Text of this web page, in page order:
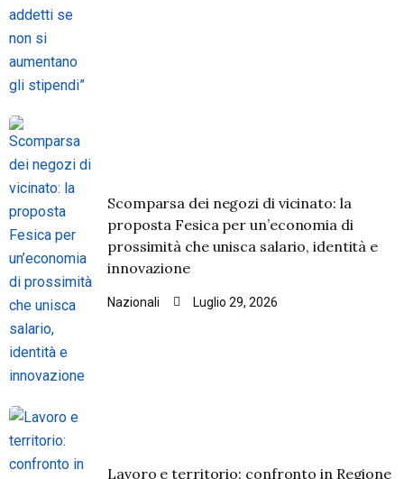
Scomparsa dei negozi di vicinato: la
proposta Fesica per un’economia di
prossimità che unisca salario, identità e
innovazione
Nazionali Luglio 29, 2026
Lavoro e territorio: confronto in Regione